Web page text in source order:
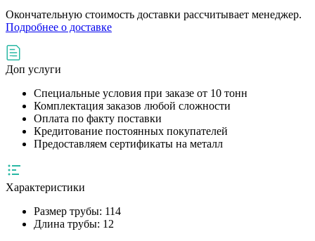
Окончательную стоимость доставки рассчитывает менеджер.
Подробнее о доставке
Доп услуги
Специальные условия при заказе от 10 тонн
Комплектация заказов любой сложности
Оплата по факту поставки
Кредитование постоянных покупателей
Предоставляем сертификаты на металл
Характеристики
Размер трубы: 114
Длина трубы: 12